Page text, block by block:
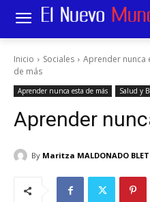
Inicio Sociales Aprender nunca
de más
Aprender nunca esta de más Salud y
Aprender
By Maritza MALDONADO BLET